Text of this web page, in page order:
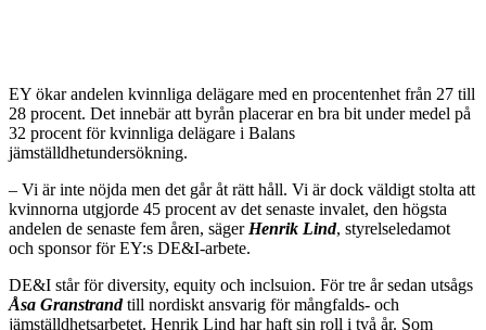
EY ökar andelen kvinnliga delägare med en procentenhet från 27 till
28 procent. Det innebär att byrån placerar en bra bit under medel på
32 procent för kvinnliga delägare i Balans
jämställdhetundersökning.
– Vi är inte nöjda men det går åt rätt håll. Vi är dock väldigt stolta att
kvinnorna utgjorde 45 procent av det senaste invalet, den högsta
andelen de senaste fem åren, säger Henrik Lind, styrelseledamot
och sponsor för EY:s DE&I-arbete.
DE&I står för diversity, equity och inclsuion. För tre år sedan utsågs
Åsa Granstrandtill nordiskt ansvarig för mångfalds- och
jämställdhetsarbetet. Henrik Lind har haft sin roll i två år. Som